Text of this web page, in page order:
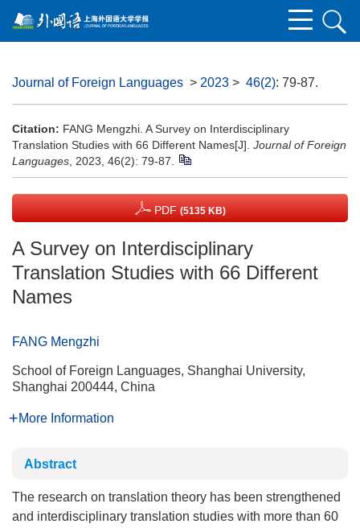
Journal of Foreign Languages > 2023 > 46(2): 79-87.
Citation: FANG Mengzhi. A Survey on Interdisciplinary
Translation Studies with 66 Different Names[J]. Journal of Foreign
Languages , 2023, 46(2): 79-87.
PDF (5135 KB)
A Survey on Interdisciplinary
Translation Studies with 66 Different
Names
FANG Mengzhi
School of Foreign Languages, Shanghai University,
Shanghai 200444, China
More Information
Abstract
The research on translation theory has been strengthened
and interdisciplinary translation studies with more than 60